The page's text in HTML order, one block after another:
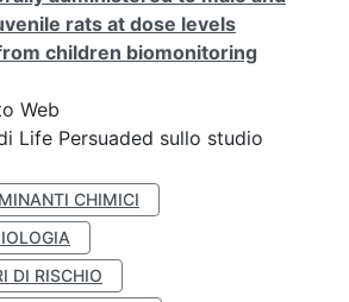
rats at dose levels
children biomonitoring
Web
Life Persuaded sullo studio
CHIMICI
DI RISCHIO